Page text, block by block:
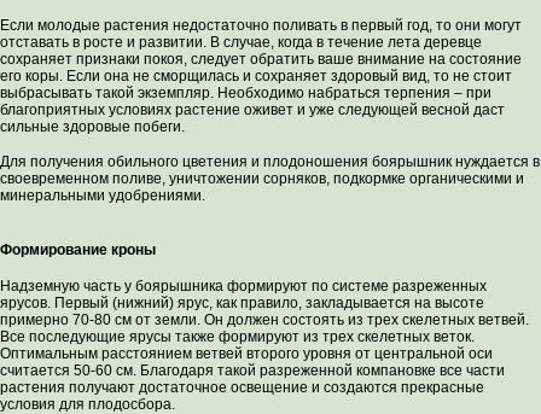
Если молодые растения недостаточно поливать в первый год, то они могут
отставать в росте и развитии. В случае, когда в течение лета деревце
сохраняет признаки покоя, следует обратить ваше внимание на состояние
его коры. Если она не сморщилась и сохраняет здоровый вид, то не стоит
выбрасывать такой экземпляр. Необходимо набраться терпения – при
благоприятных условиях растение оживет и уже следующей весной даст
сильные здоровые побеги.
Для получения обильного цветения и плодоношения боярышник нуждается в
своевременном поливе, уничтожении сорняков, подкормке органическими и
минеральными удобрениями.
Формирование кроны
Надземную часть у боярышника формируют по системе разреженных
ярусов. Первый (нижний) ярус, как правило, закладывается на высоте
примерно 70-80 см от земли. Он должен состоять из трех скелетных ветвей.
Все последующие ярусы также формируют из трех скелетных веток.
Оптимальным расстоянием ветвей второго уровня от центральной оси
считается 50-60 см. Благодаря такой разреженной компановке все части
растения получают достаточное освещение и создаются прекрасные
условия для плодосбора.